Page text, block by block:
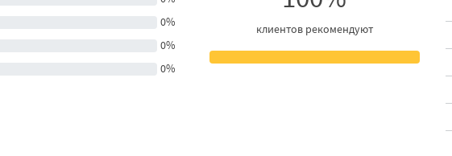
0%
0%
0%
клиентов рекомендуют